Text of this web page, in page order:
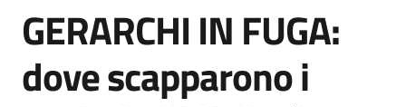
museo
Biglietteria
Salta al contenuto
GERARCHI IN FUGA:
dove scapparono i